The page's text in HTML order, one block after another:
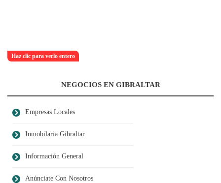
Haz clic para verlo entero
NEGOCIOS EN GIBRALTAR
Empresas Locales
Inmobilaria Gibraltar
Información General
Anúnciate Con Nosotros